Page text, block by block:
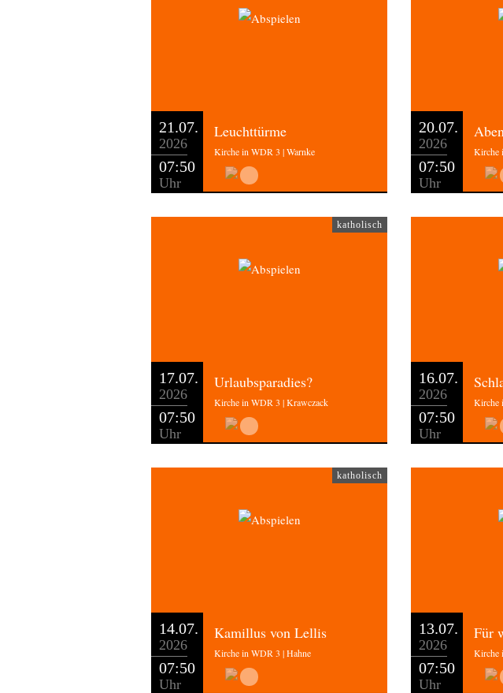
21.07.
2026
07:50
Uhr
Leuchttürme
Kirche in WDR 3 | Warnke
20.07.
2026
07:50
Uhr
Kirche
katholisch
17.07.
2026
07:50
Uhr
Urlaubsparadies?
Kirche in WDR 3 | Krawczack
16.07.
2026
07:50
Uhr
Kirche
katholisch
14.07.
2026
07:50
Uhr
Kamillus von Lellis
Kirche in WDR 3 | Hahne
13.07.
2026
07:50
Uhr
Für
Kirche